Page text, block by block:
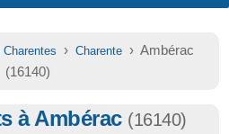
Charentes › Charente› Ambérac
(16140)
à Ambérac (16140)